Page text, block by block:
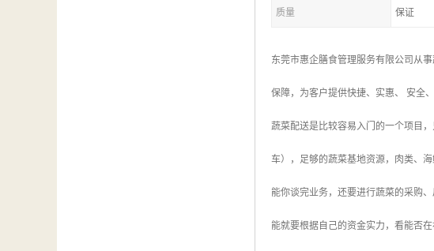
质量 保证
东莞市惠企膳食管理服务有限公司从
保障，为客户提供快捷、实惠、 安全、
蔬菜配送是比较容易入门的一个项目
车），足够的蔬菜基地资源，肉类、
能你谈完业务，还要进行蔬菜的采购
能就要根据自己的资金实力，看能否